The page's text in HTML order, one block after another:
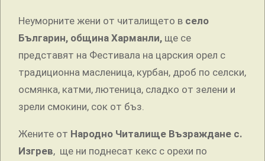
Неуморните жени от читалището в село
Българин, община Харманли, ще се
представят на Фестивала на царския орел с
традиционна масленица, курбан, дроб по селски,
осмянка, катми, лютеница, сладко от зелени и
зрели смокини, сок от бъз.
Жените от Народно Читалище Възраждане с.
Изгрев, ще ни поднесат кекс с орехи по